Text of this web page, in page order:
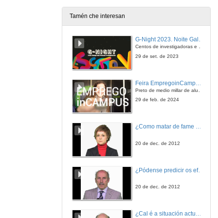
O papel da horticultura urbana sustentable ante o declive do petróleo. A experiencia de Culleredo .
24 de xuño de 2010
24 de xuño de 2010
24 de xuño de 2010
24 de xuño de 2010
Tamén che interesan
G-Night 2023. Noite Galega das Persoas Investigadoras. Conciencias creativas
Centos de investigadoras e investigadores, decenas de actividades e sete cidades
29 de set. de 2023
Preto de medio millar de alumnas e alumnos buscan coñecer máis de preto as oportunidades que lles achegan as arredor de medio cento de empresas que participan na edición viguesa da feira. Xunto coa visita aos stands, durante a feria desenvólvense varias actividades complementarias, como obradoiros, conversas, mesas redondas ou o pasaporte de empregabilidade, un espazo no que poderán recibir asesoramento sobre o seu CV.
29 de feb. de 2024
¿Como matar de fame as bacterias?
20 de dec. de 2012
¿Pódense predicir os efectos polo achegamento á Terra dos asteroides?
20 de dec. de 2012
¿Cal é a situación actual do consumo cinematográfico?